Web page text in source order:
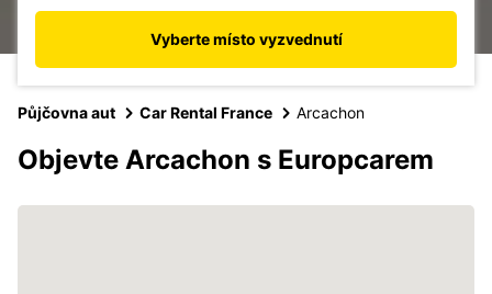
Vyberte místo vyzvednutí
Půjčovna aut Car Rental France Arcachon
Objevte Arcachon s Europcarem